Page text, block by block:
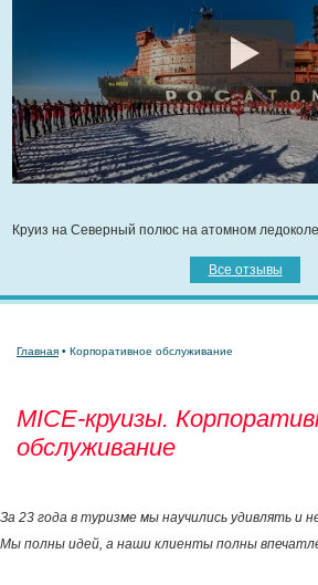
Круиз на Северный полюс на атомном
Все отзывы
Главная • Корпоративное обслуживание
MICE-круизы.
обслуживание
За 23 года в туризме мы научились удивлять и
Мы полны идей, а наши клиенты полны